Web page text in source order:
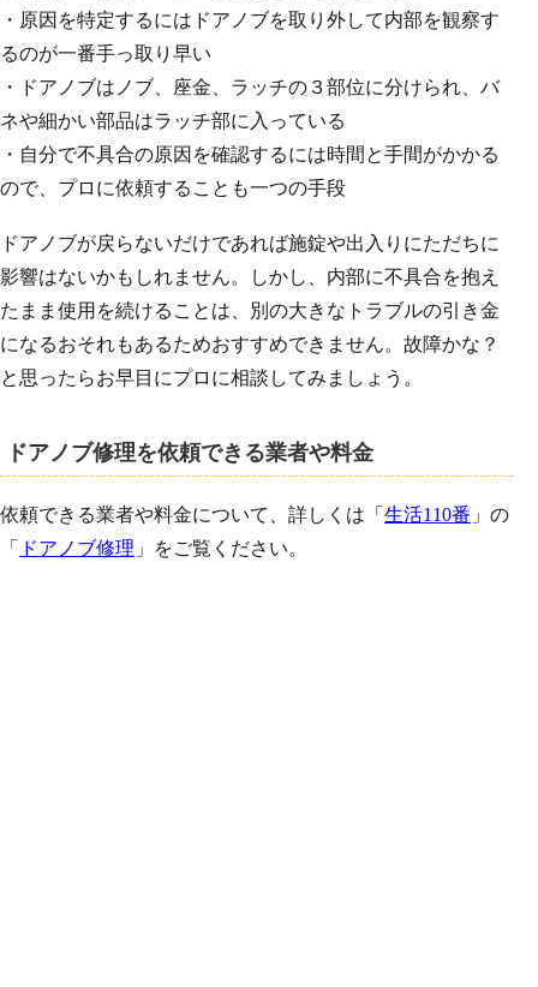
・原因を特定するにはドアノブを取り外して内部を観察す
るのが一番手っ取り早い
・ドアノブはノブ、座金、ラッチの３部位に分けられ、バ
ネや細かい部品はラッチ部に入っている
・自分で不具合の原因を確認するには時間と手間がかかる
ので、プロに依頼することも一つの手段
ドアノブが戻らないだけであれば施錠や出入りにただちに
影響はないかもしれません。しかし、内部に不具合を抱え
たまま使用を続けることは、別の大きなトラブルの引き金
になるおそれもあるためおすすめできません。故障かな？
と思ったらお早目にプロに相談してみましょう。
ドアノブ修理を依頼できる業者や料金
依頼できる業者や料金について、詳しくは「 生活110番 」の
「
ドアノブ修理 」をご覧ください。